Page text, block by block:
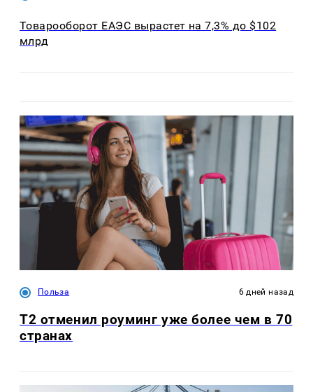
Товарооборот ЕАЭС вырастет на 7,3% до $102
млрд
Польза 6 дней назад
Т2 отменил роуминг уже более чем в 70
странах